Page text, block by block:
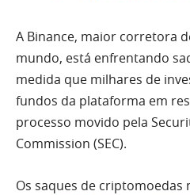
A Binance, maior corretora
mundo, está enfrentando
medida que milhares de
fundos da plataforma em
processo movido pela
Commission (SEC).
Os saques de criptomoedas